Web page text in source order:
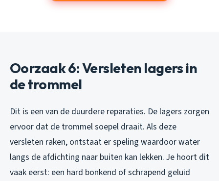
Oorzaak 6: Versleten lagers in
de trommel
Dit is een van de duurdere reparaties. De lagers zorgen
ervoor dat de trommel soepel draait. Als deze
versleten raken, ontstaat er speling waardoor water
langs de afdichting naar buiten kan lekken. Je hoort dit
vaak eerst: een hard bonkend of schrapend geluid